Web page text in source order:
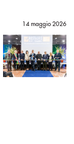
14 maggio 2026